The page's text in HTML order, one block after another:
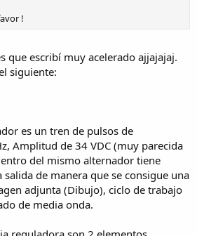
!
que escribí muy acelerado ajjajajaj.
siguiente:
es un tren de pulsos de
Amplitud de 34 VDC (muy parecida
del mismo alternador tiene
de manera que se consigue una
adjunta (Dibujo), ciclo de trabajo
de media onda.